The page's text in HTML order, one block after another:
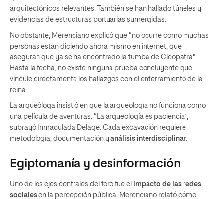
arquitectónicos relevantes. También se han hallado túneles y
evidencias de estructuras portuarias sumergidas.
No obstante, Merenciano explicó que “no ocurre como muchas
personas están diciendo ahora mismo en internet, que
aseguran que ya se ha encontrado la tumba de Cleopatra”.
Hasta la fecha, no existe ninguna prueba concluyente que
vincule directamente los hallazgos con el enterramiento de la
reina.
La arqueóloga insistió en que la arqueología no funciona como
una película de aventuras. “La arqueología es paciencia”,
subrayó Inmaculada Delage. Cada excavación requiere
metodología, documentación y análisis interdisciplinar
Egiptomanía y desinformación
Uno de los ejes centrales del foro fue el impacto de las redes
sociales en la percepción pública. Merenciano relató cómo